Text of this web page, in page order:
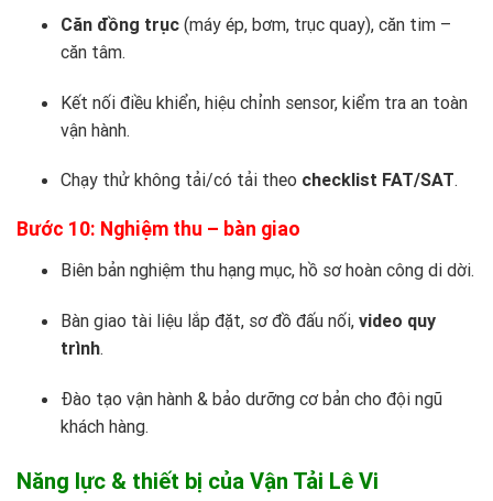
Căn đồng trục (máy ép, bơm, trục quay), căn tim –
căn tâm.
Kết nối điều khiển, hiệu chỉnh sensor, kiểm tra an toàn
vận hành.
Chạy thử không tải/có tải theo checklist FAT/SAT.
Bước 10: Nghiệm thu – bàn giao
Biên bản nghiệm thu hạng mục, hồ sơ hoàn công di dời.
Bàn giao tài liệu lắp đặt, sơ đồ đấu nối, video quy
trình.
Đào tạo vận hành & bảo dưỡng cơ bản cho đội ngũ
khách hàng.
Năng lực & thiết bị của Vận Tải Lê Vi